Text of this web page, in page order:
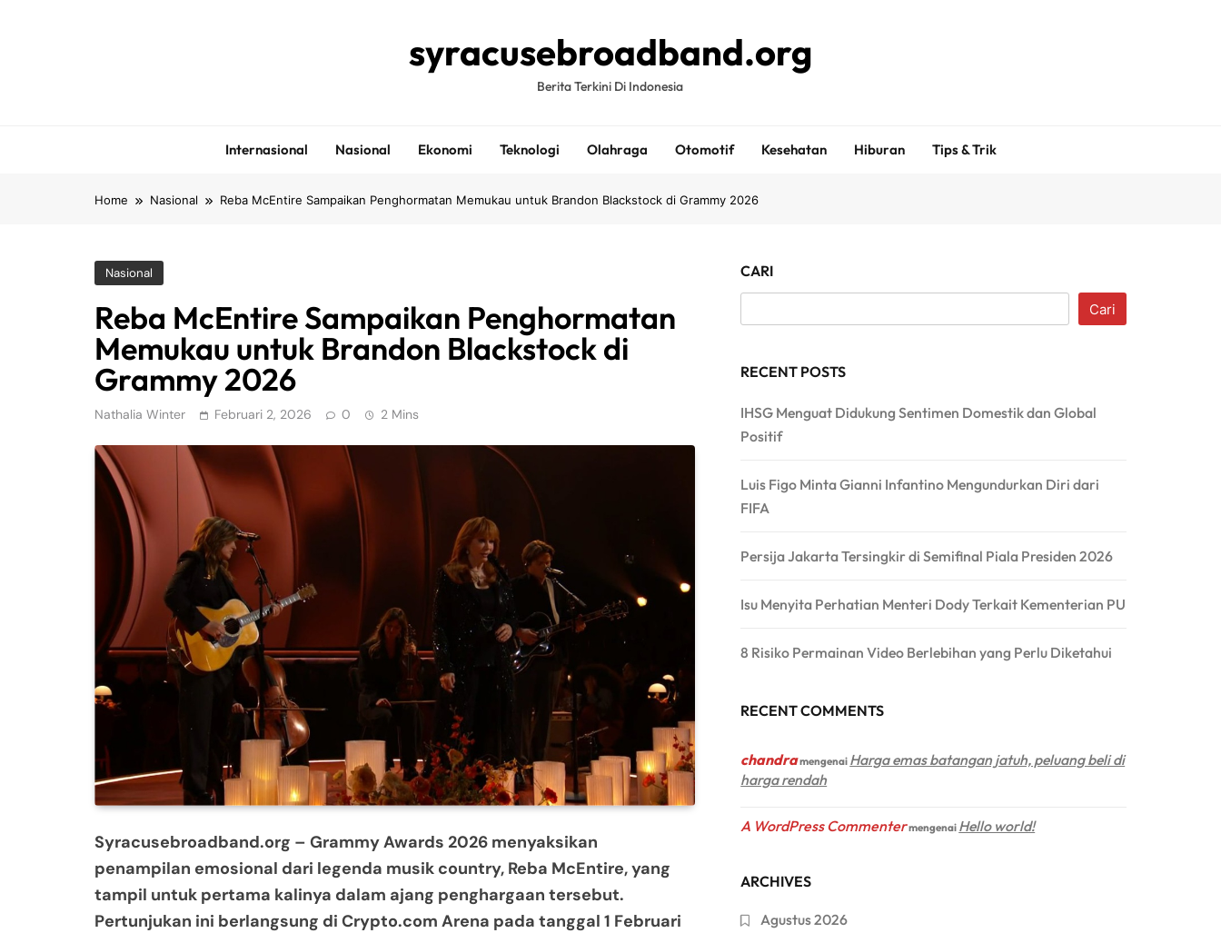
syracusebroadband.org
Berita Terkini Di Indonesia
Internasional Nasional Ekonomi Teknologi Olahraga Otomotif Kesehatan Hiburan Tips & Trik
Home Nasional Reba McEntire Sampaikan Penghormatan Memukau untuk Brandon Blackstock di Grammy 2026
Nasional
Reba McEntire Sampaikan Penghormatan
Memukau untuk Brandon Blackstock di
Grammy 2026
Nathalia Winter Februari 2, 2026 0 2 Mins
Syracusebroadband.org – Grammy Awards 2026 menyaksikan
penampilan emosional dari legenda musik country, Reba McEntire, yang
tampil untuk pertama kalinya dalam ajang penghargaan tersebut.
Pertunjukan ini berlangsung di Crypto.com Arena pada tanggal 1 Februari
CARI
Cari
RECENT POSTS
IHSG Menguat Didukung Sentimen Domestik dan Global
Positif
Luis Figo Minta Gianni Infantino Mengundurkan Diri dari
FIFA
Persija Jakarta Tersingkir di Semifinal Piala Presiden 2026
Isu Menyita Perhatian Menteri Dody Terkait Kementerian PU
8 Risiko Permainan Video Berlebihan yang Perlu Diketahui
RECENT COMMENTS
chandramengenai Harga emas batangan jatuh, peluang beli di
harga rendah
A WordPress Commentermengenai Hello world!
ARCHIVES
Agustus 2026